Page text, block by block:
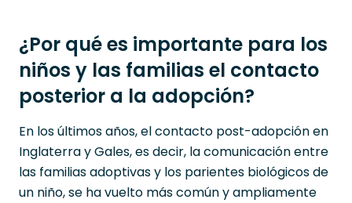
¿Por qué es importante para los
niños y las familias el contacto
posterior a la adopción?
En los últimos años, el contacto post-adopción en
Inglaterra y Gales, es decir, la comunicación entre
las familias adoptivas y los parientes biológicos de
un niño, se ha vuelto más común y ampliamente